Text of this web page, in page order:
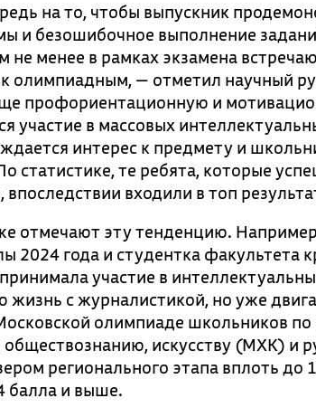
на то, чтобы выпускник
и безошибочное выполнение
менее в рамках экзамена
олимпиадным, — отметил научный
профориентационную и
участие в массовых
интерес к предмету и
статистике, те ребята, которые
входили в топ
отмечают эту тенденцию.
2024 года и студентка факультета
участие в
жизнь с журналистикой, но уже
олимпиаде школьников
искусству (МХК) и
регионального этапа вплоть до
балла и выше.